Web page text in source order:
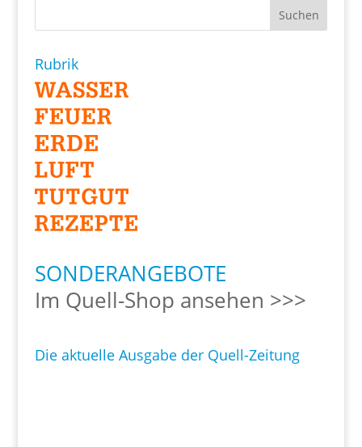
Rubrik
SONDERANGEBOTE
Im Quell-Shop ansehen >>>
Die aktuelle Ausgabe der Quell-Zeitung